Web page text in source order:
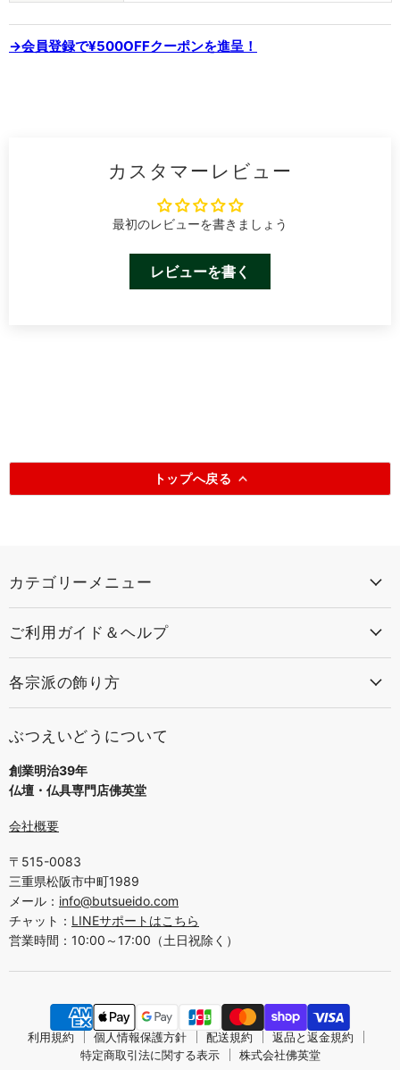
→会員登録で¥500OFFクーポンを進呈！
カスタマーレビュー
最初のレビューを書きましょう
レビューを書く
トップへ戻る
カテゴリーメニュー
ご利用ガイド＆ヘルプ
各宗派の飾り方
ぶつえいどうについて
創業明治39年
仏壇・仏具専門店佛英堂
会社概要
〒515-0083
三重県松阪市中町1989
メール： info@butsueido.com
チャット： LINEサポートはこちら
営業時間：10:00～17:00（土日祝除く）
利用規約 個人情報保護方針 配送規約
返品と返金規約
特定商取引法に関する表示
株式会社佛英堂